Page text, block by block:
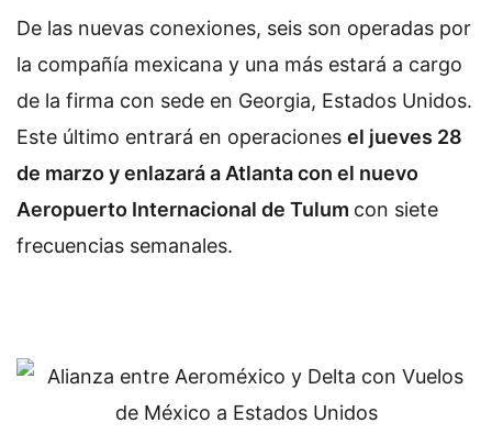
De las nuevas conexiones, seis son operadas por
la compañía mexicana y una más estará a cargo
de la firma con sede en Georgia, Estados Unidos.
Este último entrará en operaciones el jueves 28
de marzo y enlazará a Atlanta con el nuevo
Aeropuerto Internacional de Tulum con siete
frecuencias semanales.